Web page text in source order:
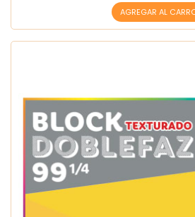
AGREGAR AL